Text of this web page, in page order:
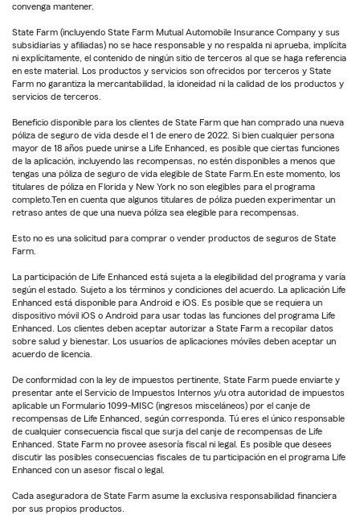
convenga mantener.
State Farm (incluyendo State Farm Mutual Automobile Insurance Company y sus
subsidiarias y afiliadas) no se hace responsable y no respalda ni aprueba, implícita
ni explícitamente, el contenido de ningún sitio de terceros al que se haga referencia
en este material. Los productos y servicios son ofrecidos por terceros y State
Farm no garantiza la mercantabilidad, la idoneidad ni la calidad de los productos y
servicios de terceros.
Beneficio disponible para los clientes de State Farm que han comprado una nueva
póliza de seguro de vida desde el 1 de enero de 2022. Si bien cualquier persona
mayor de 18 años puede unirse a Life Enhanced, es posible que ciertas funciones
de la aplicación, incluyendo las recompensas, no estén disponibles a menos que
tengas una póliza de seguro de vida elegible de State Farm.En este momento, los
titulares de póliza en Florida y New York no son elegibles para el programa
completo.Ten en cuenta que algunos titulares de póliza pueden experimentar un
retraso antes de que una nueva póliza sea elegible para recompensas.
Esto no es una solicitud para comprar o vender productos de seguros de State
Farm.
La participación de Life Enhanced está sujeta a la elegibilidad del programa y varía
según el estado. Sujeto a los términos y condiciones del acuerdo. La aplicación Life
Enhanced está disponible para Android e iOS. Es posible que se requiera un
dispositivo móvil iOS o Android para usar todas las funciones del programa Life
Enhanced. Los clientes deben aceptar autorizar a State Farm a recopilar datos
sobre salud y bienestar. Los usuarios de aplicaciones móviles deben aceptar un
acuerdo de licencia.
De conformidad con la ley de impuestos pertinente, State Farm puede enviarte y
presentar ante el Servicio de Impuestos Internos y/u otra autoridad de impuestos
aplicable un Formulario 1099-MISC (ingresos misceláneos) por el canje de
recompensas de Life Enhanced, según corresponda. Tú eres el único responsable
de cualquier consecuencia fiscal que surja del canje de recompensas de Life
Enhanced. State Farm no provee asesoría fiscal ni legal. Es posible que desees
discutir las posibles consecuencias fiscales de tu participación en el programa Life
Enhanced con un asesor fiscal o legal.
Cada aseguradora de State Farm asume la exclusiva responsabilidad financiera
por sus propios productos.